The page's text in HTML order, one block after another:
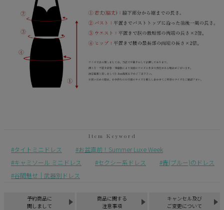
タイトミニドレス
お盆直前！Summer Luxe Week
キャミソール ミニドレス
セクシー系ドレス
青(ブルー)のドレス
谷間魅せ｜武器別ドレス
予約商品に
関しまして
商品に関する
注意事項
キャンセル及び
ご変更について